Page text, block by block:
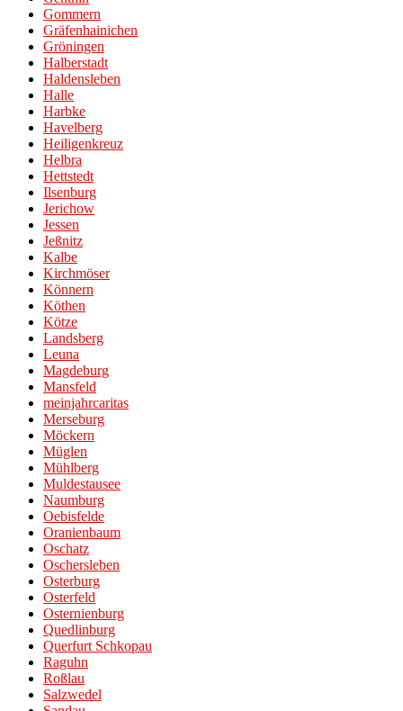
Gommern
Gräfenhainichen
Gröningen
Halberstadt
Haldensleben
Halle
Harbke
Havelberg
Heiligenkreuz
Helbra
Hettstedt
Ilsenburg
Jerichow
Jessen
Jeßnitz
Kalbe
Kirchmöser
Könnern
Köthen
Kötze
Landsberg
Leuna
Magdeburg
Mansfeld
meinjahrcaritas
Merseburg
Möckern
Müglen
Mühlberg
Muldestausee
Naumburg
Oebisfelde
Oranienbaum
Oschatz
Oschersleben
Osterburg
Osterfeld
Osternienburg
Quedlinburg
Querfurt Schkopau
Raguhn
Roßlau
Salzwedel